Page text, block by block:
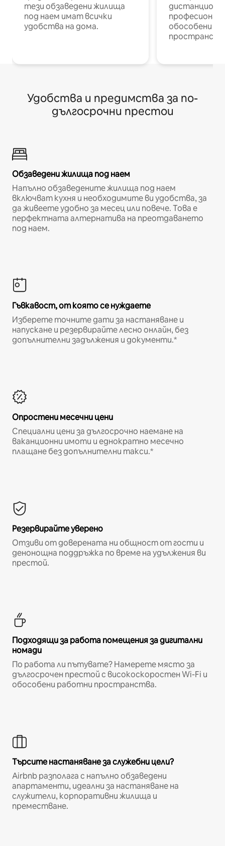
тези обзаведени жилища
под наем имат всички
удобства на дома.
обособени
Удобства и предимства за по-
дългосрочни престои
Обзаведени жилища под наем
Напълно обзаведените жилища под наем
включват кухня и необходимите ви удобства, за
да живеете удобно за месец или повече. Това е
перфектната алтернатива на преотдаването
под наем.
Гъвкавост, от която се нуждаете
Изберете точните дати за настаняване и
напускане и резервирайте лесно онлайн, без
допълнителни задължения и документи.*
Опростени месечни цени
Специални цени за дългосрочно наемане на
ваканционни имоти и еднократно месечно
плащане без допълнителни такси.*
Резервирайте уверено
Отзиви от доверената ни общност от гости и
денонощна поддръжка по време на удължения ви
престой.
Подходящи за работа помещения за дигитални
номади
По работа ли пътувате? Намерете място за
дългосрочен престой с високоскоростен Wi-Fi и
обособени работни пространства.
Търсите настаняване за служебни цели?
Airbnb разполага с напълно обзаведени
апартаменти, идеални за настаняване на
служители, корпоративни жилища и
преместване.